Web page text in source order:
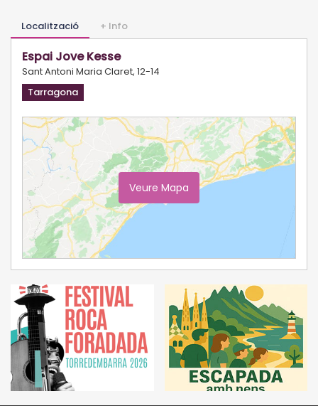
Localització + Info
Espai Jove Kesse
Sant Antoni Maria Claret, 12-14
Tarragona
Veure Mapa